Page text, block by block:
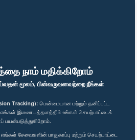
நாம் மதிக்கிறோம்
மூலம், பின்வருவனவற்றை நீங்கள்
Tracking): மென்மையான மற்றும் தனிப்பட்ட
எங்கள் இணையத்தளத்தில் உங்கள் செயற்பாட்டைக்
எங்கள் சேவைகளின் பாதுகாப்பு மற்றும் செயற்பாட்டை